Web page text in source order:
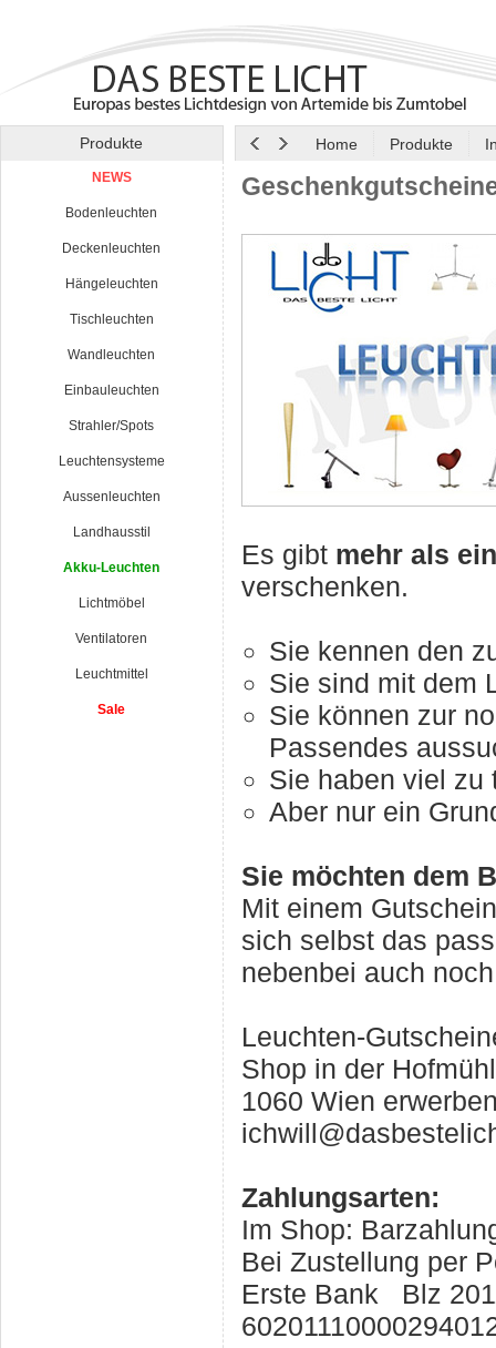
Produkte Home Produkte
NEWS
Bodenleuchten
Deckenleuchten
Hängeleuchten
Tischleuchten
Wandleuchten
Einbauleuchten
Strahler/Spots
Leuchtensysteme
Aussenleuchten
Landhausstil
Akku-Leuchten
Lichtmöbel
Ventilatoren
Leuchtmittel
Sale
Es gibt mehr als
verschenken.
Sie kennen den
Sie sind mit dem
Sie können zur
Passendes
Sie haben viel
Aber nur ein
Sie möchten dem
Mit einem
sich selbst das
nebenbei auch
Leuchten-
Shop in der
1060 Wien
Zahlungsarten:
Im Shop:
Bei Zustellung per
Erste Bank Blz